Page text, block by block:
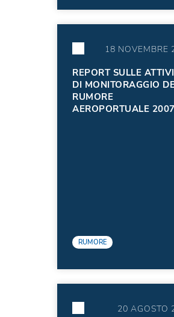
18 NOVEMBRE
REPORT SULLE
DI MONITORAGGIO
RUMORE
AEROPORTUALE
RUMORE
20 AGOSTO